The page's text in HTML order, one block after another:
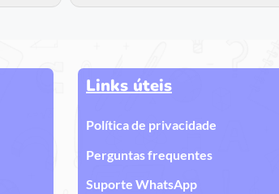
Links úteis
Política de privacidade
Perguntas frequentes
Suporte WhatsApp